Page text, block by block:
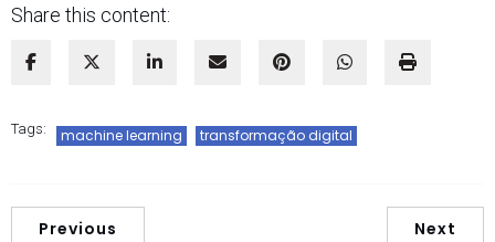
Share this content:
Tags: machine learning transformação digital
Previous Next